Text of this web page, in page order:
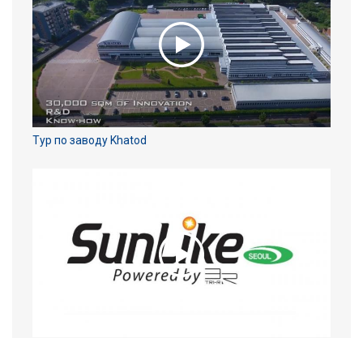
Тур по заводу Khatod